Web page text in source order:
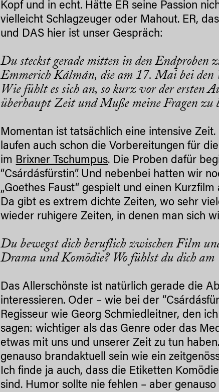
Kopf und in echt. Hätte ER seine Passion
vielleicht Schlagzeuger oder Mahout. ER,
und DAS hier ist unser Gespräch:
Du steckst gerade mitten in den Endproben
Emmerich Kálmán, die am 17. Mai bei den
Wie fühlt es sich an, so kurz vor der ersten
überhaupt Zeit und Muße meine Fragen zu
Momentan ist tatsächlich eine intensive
laufen auch schon die Vorbereitungen für
im Brixner Tschumpus. Die Proben dafür
“Csárdásfürstin”. Und nebenbei hatten wir
„Goethes Faust“ gespielt und einen
Da gibt es extrem dichte Zeiten, wo sehr
wieder ruhigere Zeiten, in denen man sich
Du bewegst dich beruflich zwischen Film
Drama und Komödie? Wo fühlst du dich am
Das Allerschönste ist natürlich gerade die
interessieren. Oder – wie bei der
Regisseur wie Georg Schmiedleitner, den
sagen: wichtiger als das Genre oder das
etwas mit uns und unserer Zeit zu tun
genauso brandaktuell sein wie ein
Ich finde ja auch, dass die Etiketten
sind. Humor sollte nie fehlen – aber